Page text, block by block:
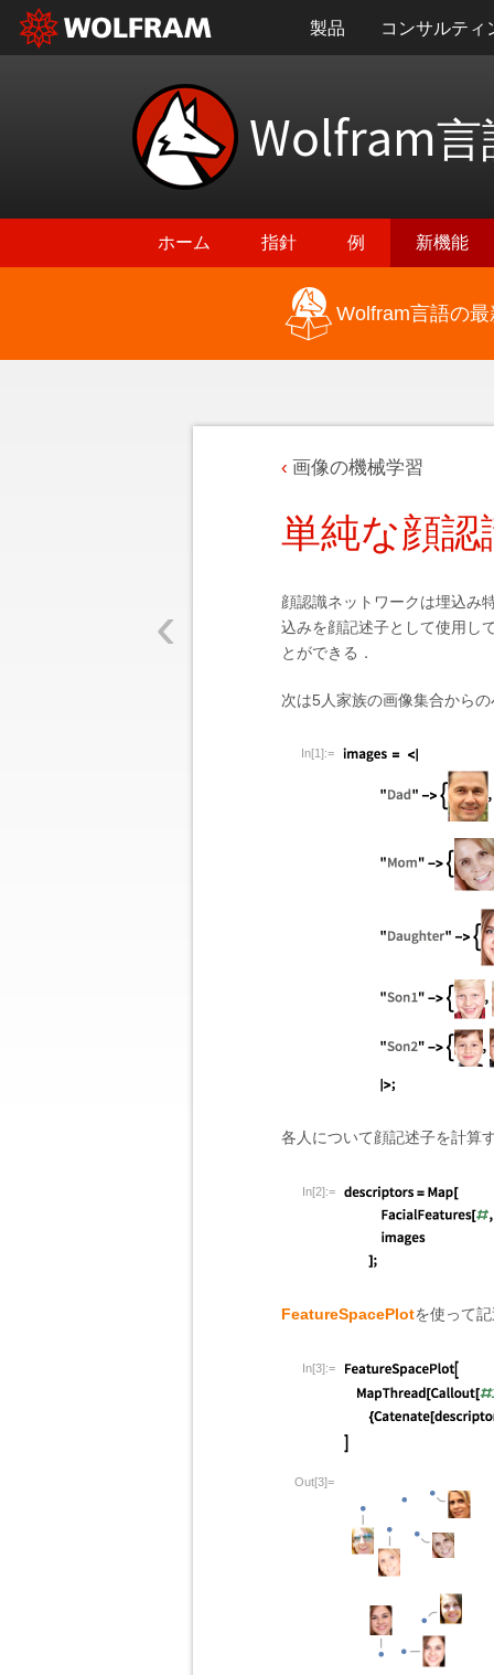
製品 コンサルティ
Wolfram言
ホーム 指針 例 新機能
Wolfram言語の
‹
画像の機械学習
単純な顔認
顔認識ネットワークは埋込み
込みを顔記述子として使用し
とができる．
次は5人家族の画像集合から
In[1]:=
各人について顔記述子を計算
In[2]:=
FeatureSpacePlotを使って
In[3]:=
Out[3]=